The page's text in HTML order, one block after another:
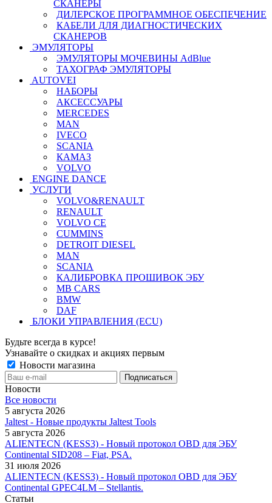
СКАНЕРЫ
ДИЛЕРСКОЕ ПРОГРАММНОЕ ОБЕСПЕЧЕНИЕ
КАБЕЛИ ДЛЯ ДИАГНОСТИЧЕСКИХ
СКАНЕРОВ
ЭМУЛЯТОРЫ
ЭМУЛЯТОРЫ МОЧЕВИНЫ АdBlue
ТАХОГРАФ ЭМУЛЯТОРЫ
AUTOVEI
НАБОРЫ
АКСЕССУАРЫ
MERCEDES
MAN
IVECO
SCANIA
КАМАЗ
VOLVO
ENGINE DANCE
УСЛУГИ
VOLVO&RENAULT
RENAULT
VOLVO CE
CUMMINS
DETROIT DIESEL
MAN
SCANIA
КАЛИБРОВКА ПРОШИВОК ЭБУ
MB CARS
BMW
DAF
БЛОКИ УПРАВЛЕНИЯ (ECU)
Будьте всегда в курсе!
Узнавайте о скидках и акциях первым
Новости магазина
Новости
Все новости
5 августа 2026
Jaltest - Новые продукты Jaltest Tools
5 августа 2026
ALIENTECN (KESS3) - Новый протокол OBD для ЭБУ
Continental SID208 – Fiat, PSA.
31 июля 2026
ALIENTECN (KESS3) - Новый протокол OBD для ЭБУ
Continental GPEC4LM – Stellantis.
Статьи